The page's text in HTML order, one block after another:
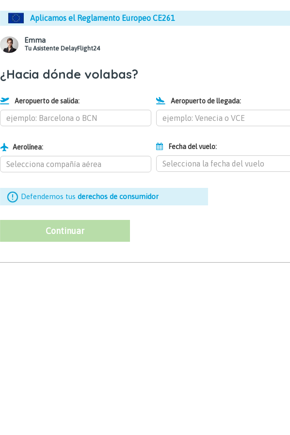
Aplicamos el Reglamento Europeo CE261
Emma
Tu Asistente DelayFlight24
¿Hacia dónde volabas?
Aeropuerto de salida: Aeropuerto de llegada:
Aerolínea: Fecha del vuelo:
Defendemos tusderechos de consumidor